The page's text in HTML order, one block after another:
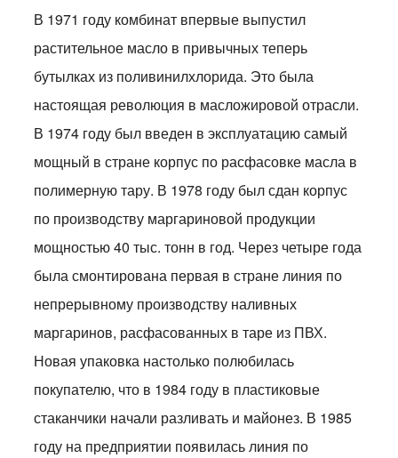
В 1971 году комбинат впервые выпустил
растительное масло в привычных теперь
бутылках из поливинилхлорида. Это была
настоящая революция в масложировой отрасли.
В 1974 году был введен в эксплуатацию самый
мощный в стране корпус по расфасовке масла в
полимерную тару. В 1978 году был сдан корпус
по производству маргариновой продукции
мощностью 40 тыс. тонн в год. Через четыре года
была смонтирована первая в стране линия по
непрерывному производству наливных
маргаринов, расфасованных в таре из ПВХ.
Новая упаковка настолько полюбилась
покупателю, что в 1984 году в пластиковые
стаканчики начали разливать и майонез. В 1985
году на предприятии появилась линия по